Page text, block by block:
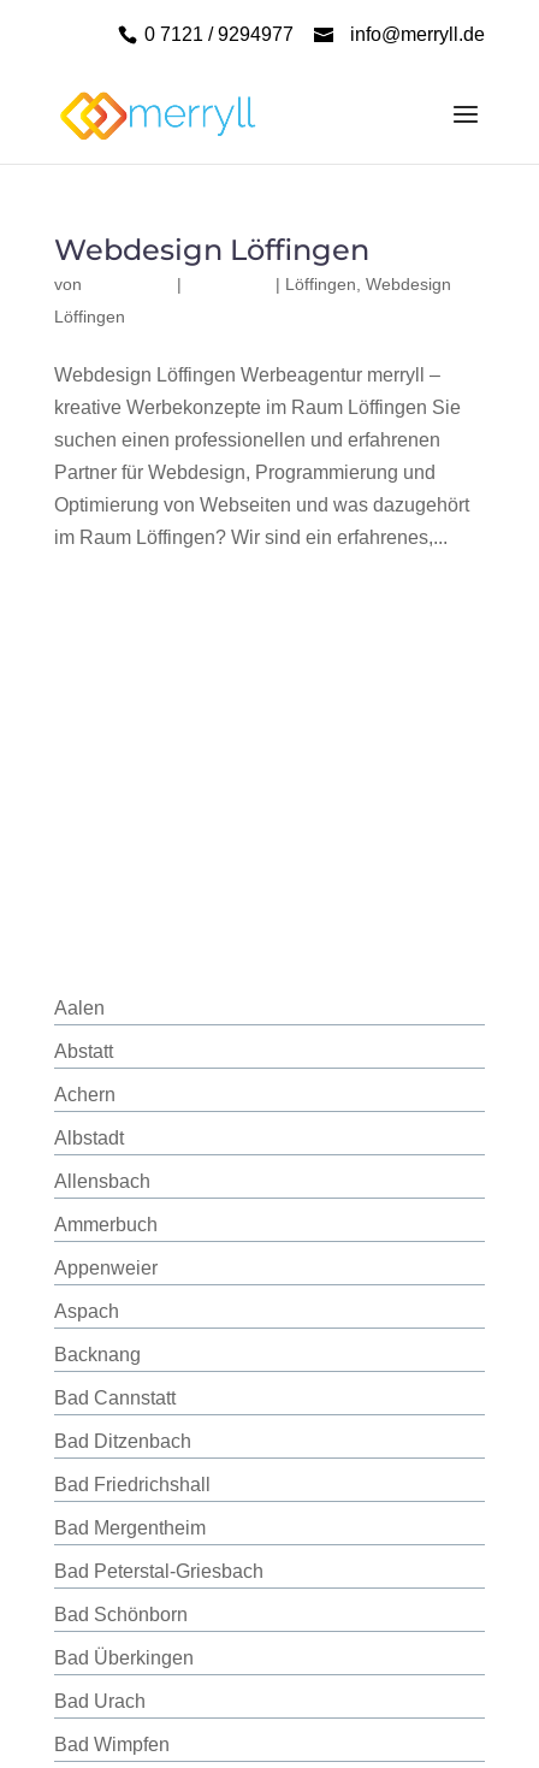
0 7121 / 9294977 info@merryll.de
Webdesign Löffingen
von | | Löffingen Webdesign
Löffingen
Webdesign Löffingen Werbeagentur merryll –
kreative Werbekonzepte im Raum Löffingen Sie
suchen einen professionellen und erfahrenen
Partner für Webdesign, Programmierung und
Optimierung von Webseiten und was dazugehört
im Raum Löffingen? Wir sind ein erfahrenes,...
Aalen
Abstatt
Achern
Albstadt
Allensbach
Ammerbuch
Appenweier
Aspach
Backnang
Bad Cannstatt
Bad Ditzenbach
Bad Friedrichshall
Bad Mergentheim
Bad Peterstal-Griesbach
Bad Schönborn
Bad Überkingen
Bad Urach
Bad Wimpfen